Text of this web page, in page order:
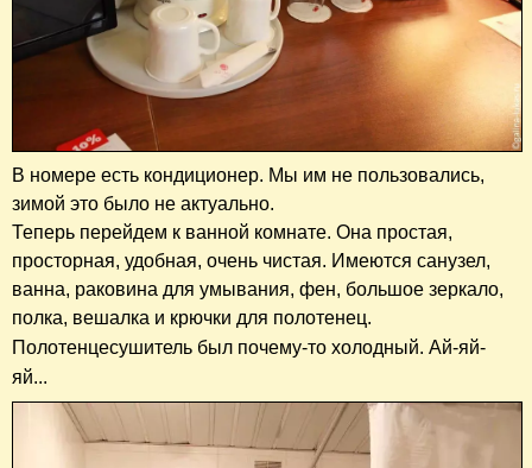
В номере есть кондиционер. Мы им не пользовались,
зимой это было не актуально.
Теперь перейдем к ванной комнате. Она простая,
просторная, удобная, очень чистая. Имеются санузел,
ванна, раковина для умывания, фен, большое зеркало,
полка, вешалка и крючки для полотенец.
Полотенцесушитель был почему-то холодный. Ай-яй-
яй...